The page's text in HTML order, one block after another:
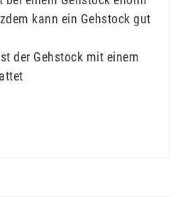
kann ein Gehstock gut
der Gehstock mit einem